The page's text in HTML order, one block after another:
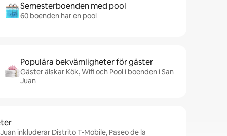
Semesterboenden med pool
60 boenden har en pool
Populära bekvämligheter för gäster
Gäster älskar Kök, Wifi och Pool i boenden i San
Juan
inkluderar Distrito T-Mobile, Paseo de la